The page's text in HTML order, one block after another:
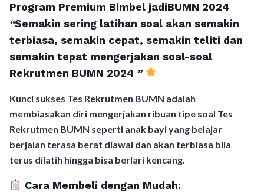
Program Premium Bimbel jadiBUMN 2024
“Semakin sering latihan soal akan semakin
terbiasa, semakin cepat, semakin teliti dan
semakin tepat mengerjakan soal-soal
Rekrutmen BUMN 2024 ”
Kunci sukses Tes Rekrutmen BUMN adalah
membiasakan diri mengerjakan ribuan tipe soal Tes
Rekrutmen BUMN seperti anak bayi yang belajar
berjalan terasa berat diawal dan akan terbiasa bila
terus dilatih hingga bisa berlari kencang.
Cara Membeli dengan Mudah: